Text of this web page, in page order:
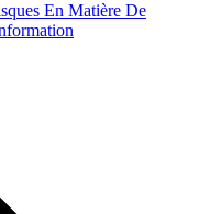
En Matière De